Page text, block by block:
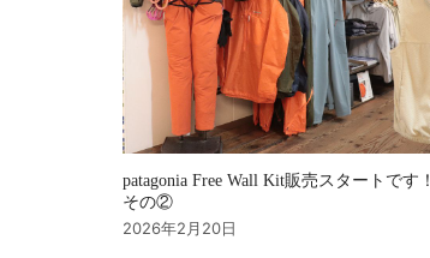
patagonia Free Wall Kit販売スタートです！
その②
2026年2月20日